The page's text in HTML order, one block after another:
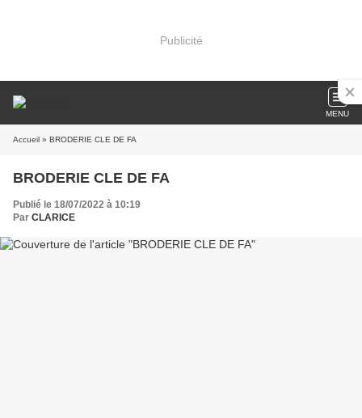
Publicité
MENU
Accueil » BRODERIE CLE DE FA
BRODERIE CLE DE FA
Publié le 18/07/2022 à 10:19
Par CLARICE